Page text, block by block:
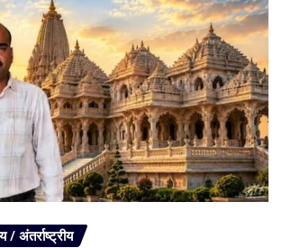
/ अंतर्राष्ट्रीय